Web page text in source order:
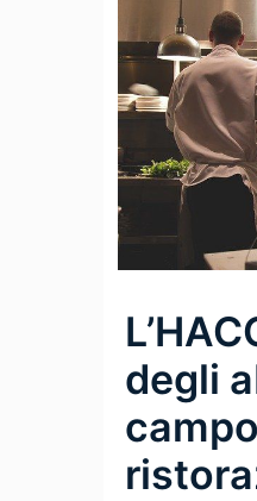
degli